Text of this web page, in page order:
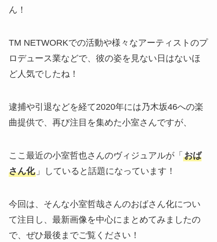
ん！
TM NETWORKでの活動や様々なアーティストのプ
ロデュース業などで、彼の姿を見ない日はないほ
ど人気でしたね！
逮捕や引退などを経て2020年には乃木坂46への楽
曲提供で、再び注目を集めた小室さんですが、
ここ最近の小室哲也さんのヴィジュアルが「 おば
さん化」していると話題になっています！
今回は、そんな小室哲哉さんのおばさん化につい
て注目し、最新画像を中心にまとめてみましたの
で、ぜひ最後までご覧ください！